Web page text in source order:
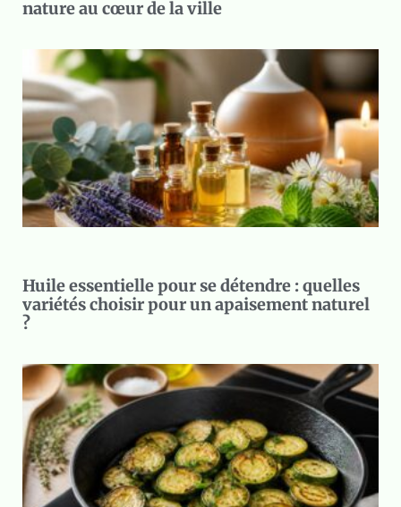
nature au cœur de la ville
Huile essentielle pour se détendre : quelles
variétés choisir pour un apaisement naturel
?